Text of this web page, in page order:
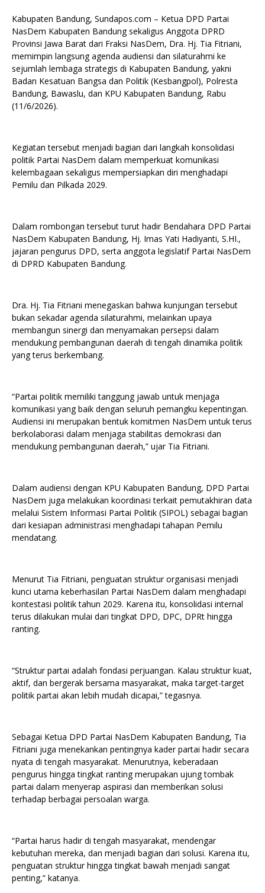
Kabupaten Bandung, Sundapos.com – Ketua DPD Partai
NasDem Kabupaten Bandung sekaligus Anggota DPRD
Provinsi Jawa Barat dari Fraksi NasDem, Dra. Hj. Tia Fitriani,
memimpin langsung agenda audiensi dan silaturahmi ke
sejumlah lembaga strategis di Kabupaten Bandung, yakni
Badan Kesatuan Bangsa dan Politik (Kesbangpol), Polresta
Bandung, Bawaslu, dan KPU Kabupaten Bandung, Rabu
(11/6/2026).
Kegiatan tersebut menjadi bagian dari langkah konsolidasi
politik Partai NasDem dalam memperkuat komunikasi
kelembagaan sekaligus mempersiapkan diri menghadapi
Pemilu dan Pilkada 2029.
Dalam rombongan tersebut turut hadir Bendahara DPD Partai
NasDem Kabupaten Bandung, Hj. Imas Yati Hadiyanti, S.HI.,
jajaran pengurus DPD, serta anggota legislatif Partai NasDem
di DPRD Kabupaten Bandung.
Dra. Hj. Tia Fitriani menegaskan bahwa kunjungan tersebut
bukan sekadar agenda silaturahmi, melainkan upaya
membangun sinergi dan menyamakan persepsi dalam
mendukung pembangunan daerah di tengah dinamika politik
yang terus berkembang.
“Partai politik memiliki tanggung jawab untuk menjaga
komunikasi yang baik dengan seluruh pemangku kepentingan.
Audiensi ini merupakan bentuk komitmen NasDem untuk terus
berkolaborasi dalam menjaga stabilitas demokrasi dan
mendukung pembangunan daerah,” ujar Tia Fitriani.
Dalam audiensi dengan KPU Kabupaten Bandung, DPD Partai
NasDem juga melakukan koordinasi terkait pemutakhiran data
melalui Sistem Informasi Partai Politik (SIPOL) sebagai bagian
dari kesiapan administrasi menghadapi tahapan Pemilu
mendatang.
Menurut Tia Fitriani, penguatan struktur organisasi menjadi
kunci utama keberhasilan Partai NasDem dalam menghadapi
kontestasi politik tahun 2029. Karena itu, konsolidasi internal
terus dilakukan mulai dari tingkat DPD, DPC, DPRt hingga
ranting.
“Struktur partai adalah fondasi perjuangan. Kalau struktur kuat,
aktif, dan bergerak bersama masyarakat, maka target-target
politik partai akan lebih mudah dicapai,” tegasnya.
Sebagai Ketua DPD Partai NasDem Kabupaten Bandung, Tia
Fitriani juga menekankan pentingnya kader partai hadir secara
nyata di tengah masyarakat. Menurutnya, keberadaan
pengurus hingga tingkat ranting merupakan ujung tombak
partai dalam menyerap aspirasi dan memberikan solusi
terhadap berbagai persoalan warga.
“Partai harus hadir di tengah masyarakat, mendengar
kebutuhan mereka, dan menjadi bagian dari solusi. Karena itu,
penguatan struktur hingga tingkat bawah menjadi sangat
penting,” katanya.